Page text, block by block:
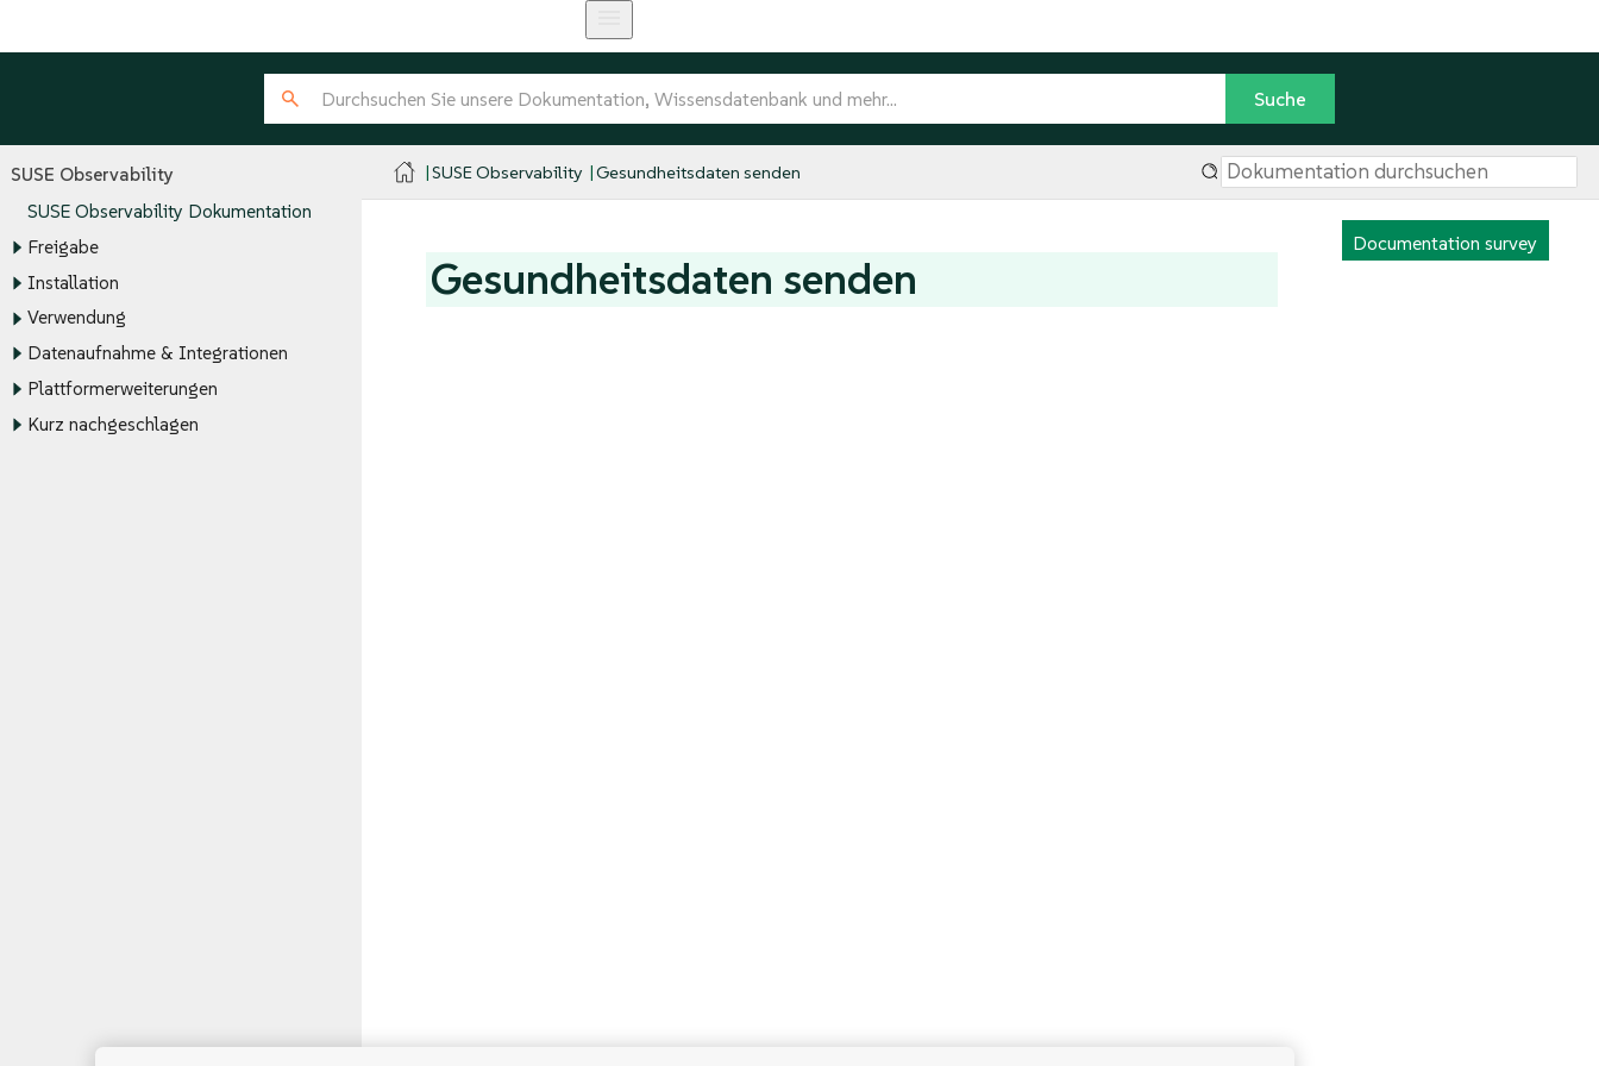
SUSE Observability
SUSE Observability Dokumentation
Freigabe
Installation
Verwendung
Datenaufnahme & Integrationen
Plattformerweiterungen
Kurz nachgeschlagen
SUSE Observability Gesundheitsdaten senden
Documentation survey
Gesundheitsdaten senden